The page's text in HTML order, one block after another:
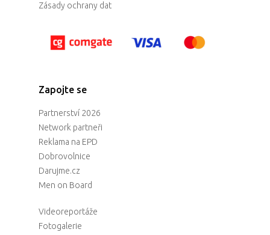
Zásady ochrany dat
Zapojte se
Partnerství 2026
Network partneři
Reklama na EPD
Dobrovolnice
Darujme.cz
Men on Board
Videoreportáže
Fotogalerie